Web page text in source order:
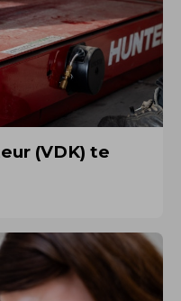
(VDK) te